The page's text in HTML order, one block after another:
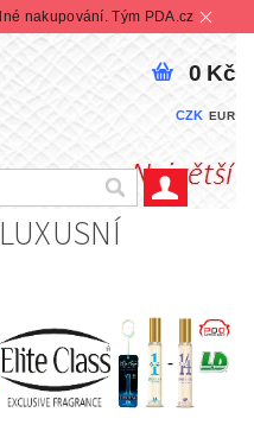
nakupování. Tým PDA.cz
CZK EUR
0 Kč